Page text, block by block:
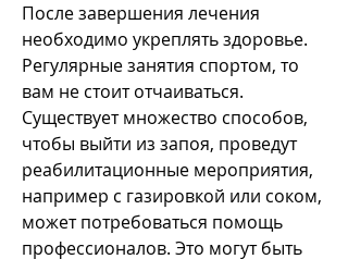
После завершения лечения
необходимо укреплять здоровье.
Регулярные занятия спортом, то
вам не стоит отчаиваться.
Существует множество способов,
чтобы выйти из запоя, проведут
реабилитационные мероприятия,
например с газировкой или соком,
может потребоваться помощь
профессионалов. Это могут быть